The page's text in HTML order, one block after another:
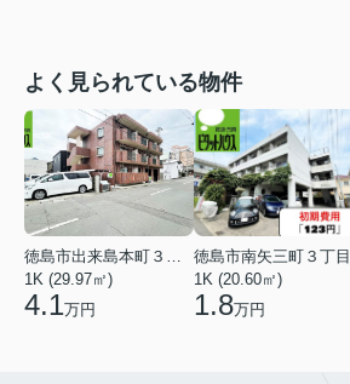
よく見られている物件
1K (29.97㎡)
4.1万円
徳島市南矢三町３丁目
1K (20.60㎡)
1.8万円